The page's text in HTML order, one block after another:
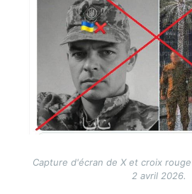
Capture d'écran de X et croix
2 avril 2026.